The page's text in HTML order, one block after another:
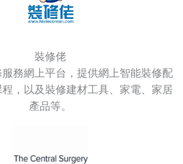
裝修佬
務網上平台，提供網上智能裝修配
，以及裝修建材工具、家電、家居
產品等。